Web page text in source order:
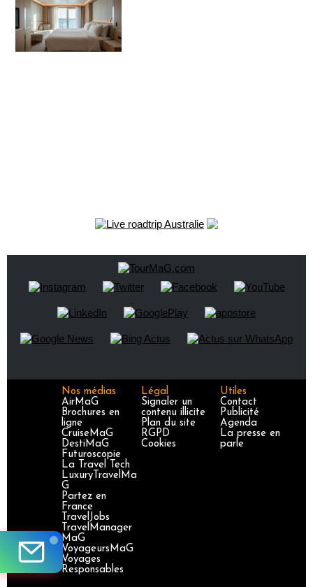
Nos médias
AirMaG
Brochures en
ligne
CruiseMaG
DestiMaG
Futuroscopie
La Travel Tech
LuxuryTravelMa
G
Partez en
France
TravelJobs
TravelManager
MaG
VoyageursMaG
Voyages
Responsables
Légal
Signaler un
contenu illicite
Plan du site
RGPD
Cookies
Utiles
Contact
Publicité
Agenda
La presse en
parle